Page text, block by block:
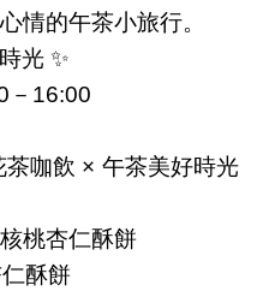
情的午茶小旅行。
光 ✨
－16:00
咖飲 × 午茶美好時光
桃杏仁酥餅
酥餅